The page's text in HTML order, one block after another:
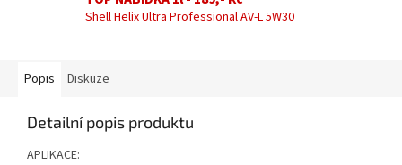
Shell Helix Ultra Professional AV-L 5W30
Popis Diskuze
Detailní popis produktu
APLIKACE: